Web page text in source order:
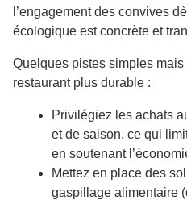
l’engagement des convives
écologique est concrète et
Quelques pistes simples
restaurant plus durable :
Privilégiez les achats
et de saison, ce qui
en soutenant
Mettez en place des
gaspillage alimentaire